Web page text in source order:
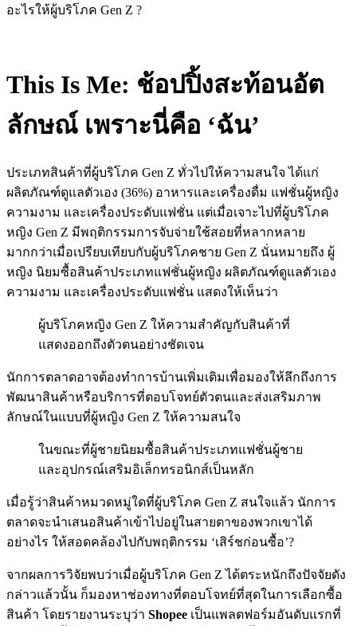
อะไรให้ผู้บริโภค Gen Z ?
This Is Me: ช้อปปิ้งสะท้อนอัต
ลักษณ์ เพราะนี่คือ ‘ฉัน’
ประเภทสินค้าที่ผู้บริโภค Gen Z ทั่วไปให้ความสนใจ ได้แก่
ผลิตภัณฑ์ดูแลตัวเอง (36%) อาหารและเครื่องดื่ม แฟชั่นผู้หญิง
ความงาม และเครื่องประดับแฟชั่น แต่เมื่อเจาะไปที่ผู้บริโภค
หญิง Gen Z มีพฤติกรรมการจับจ่ายใช้สอยที่หลากหลาย
มากกว่าเมื่อเปรียบเทียบกับผู้บริโภคชาย Gen Z นั่นหมายถึง ผู้
หญิง นิยมซื้อสินค้าประเภทแฟชั่นผู้หญิง ผลิตภัณฑ์ดูแลตัวเอง
ความงาม และเครื่องประดับแฟชั่น แสดงให้เห็นว่า
ผู้บริโภคหญิง Gen Z ให้ความสำคัญกับสินค้าที่
แสดงออกถึงตัวตนอย่างชัดเจน
นักการตลาดอาจต้องทำการบ้านเพิ่มเติมเพื่อมองให้ลึกถึงการ
พัฒนาสินค้าหรือบริการที่ตอบโจทย์ตัวตนและส่งเสริมภาพ
ลักษณ์ในแบบที่ผู้หญิง Gen Z ให้ความสนใจ
ในขณะที่ผู้ชายนิยมซื้อสินค้าประเภทแฟชั่นผู้ชาย
และอุปกรณ์เสริมอิเล็กทรอนิกส์เป็นหลัก
เมื่อรู้ว่าสินค้าหมวดหมู่ใดที่ผู้บริโภค Gen Z สนใจแล้ว นักการ
ตลาดจะนำเสนอสินค้าเข้าไปอยู่ในสายตาของพวกเขาได้
อย่างไร ให้สอดคล้องไปกับพฤติกรรม ‘เสิร์ชก่อนซื้อ’?
จากผลการวิจัยพบว่าเมื่อผู้บริโภค Gen Z ได้ตระหนักถึงปัจจัยดัง
กล่าวแล้วนั้น ก็มองหาช่องทางที่ตอบโจทย์ที่สุดในการเลือกซื้อ
สินค้า โดยรายงานระบุว่า Shopee เป็นแพลตฟอร์มอันดับแรกที่